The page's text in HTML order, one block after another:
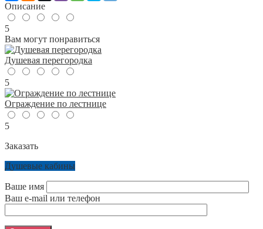
Описание
5
Вам могут понравиться
Душевая перегородка
5
Ограждение по лестнице
5
Заказать
Душевые кабины
Ваше имя
Ваш e-mail или телефон